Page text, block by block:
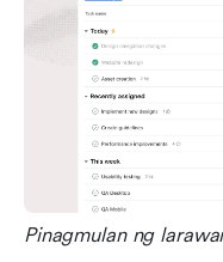
Pinagmulan ng